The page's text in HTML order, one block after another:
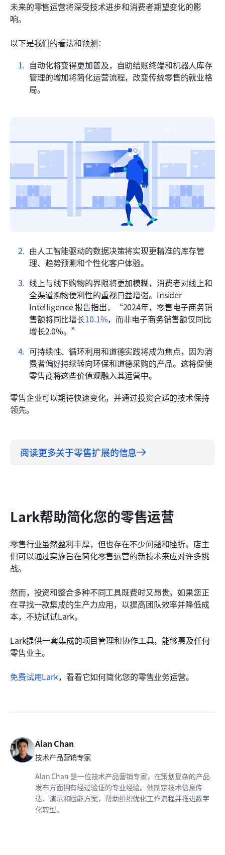
未来的零售运营将深受技术进步和消费者期望变化的影
响。
以下是我们的看法和预测：
自动化将变得更加普及，自助结账终端和机器人库存
管理的增加将简化运营流程，改变传统零售的就业格
局。
由人工智能驱动的数据决策将实现更精准的库存管
理、趋势预测和个性化客户体验。
线上与线下购物的界限将更加模糊，消费者对线上和
全渠道购物便利性的重视日益增强。Insider
Intelligence 报告指出，“2024年，零售电子商务销
售额将同比增长10.1%，而非电子商务销售额仅同比
增长2.0%。”
可持续性、循环利用和道德实践将成为焦点，因为消
费者偏好持续转向环保和道德采购的产品。这将促使
零售商将这些价值观融入其运营中。
零售企业可以期待快速变化，并通过投资合适的技术保持
领先。
阅读更多关于零售扩展的信息
Lark帮助简化您的零售运营
零售行业虽然盈利丰厚，但也存在不少问题和挫折。店主
们可以通过实施旨在简化零售运营的新技术来应对许多挑
战。
然而，投资和整合多种不同工具既费时又昂贵。如果您正
在寻找一款集成的生产力应用，以提高团队效率并降低成
本，不妨试试Lark。
Lark提供一套集成的项目管理和协作工具，能够惠及任何
零售业主。
免费试用Lark，看看它如何简化您的零售业务运营。
Alan Chan
技术产品营销专家
Alan Chan 是一位技术产品营销专家，在策划复杂的产品
发布方面拥有经过验证的专业经验。他制定技术信息传
达、演示和赋能方案，帮助组织优化工作流程并推进数字
化转型。